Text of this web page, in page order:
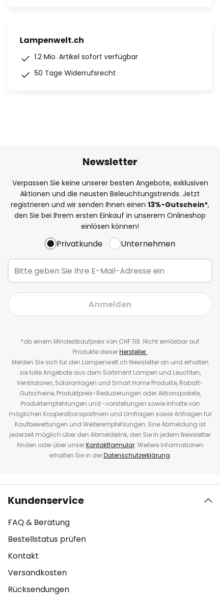
Lampenwelt.ch
1.2 Mio. Artikel sofort verfügbar
50 Tage Widerrufsrecht
Newsletter
Verpassen Sie keine unserer besten Angebote, exklusiven
Aktionen und die neusten Beleuchtungstrends. Jetzt
registrieren und wir senden Ihnen einen 13%-Gutschein*,
den Sie bei Ihrem ersten Einkauf in unserem Onlineshop
einlösen können!
Privatkunde Unternehmen
Anmelden
*ab einem Mindestkaufpreis von CHF 119. Nicht einlösbar auf
Produkte dieserHersteller.
Melden Sie sich für den Lampenwelt.ch Newsletter an und erhalten
sie tolle Angebote aus dem Sortiment Lampen und Leuchten,
Ventilatoren, Solaranlagen und Smart Home Produkte, Rabatt-
Gutscheine, Produktpreis-Reduzierungen oder Aktionspakete,
Produktempfehlungen und -vorstellungen sowie Inhalte von
möglichen Kooperationspartnern und Umfragen sowie Anfragen für
Kaufbewertungen und Weiterempfehlungen. Eine Abmeldung ist
jederzeit möglich über den Abmeldelink, den Sie in jedem Newsletter
finden oder über unserKontaktformular. Weitere Informationen
erhalten Sie in derDatenschutzerklärung.
Kundenservice
FAQ & Beratung
Bestellstatus prüfen
Kontakt
Versandkosten
Rücksendungen